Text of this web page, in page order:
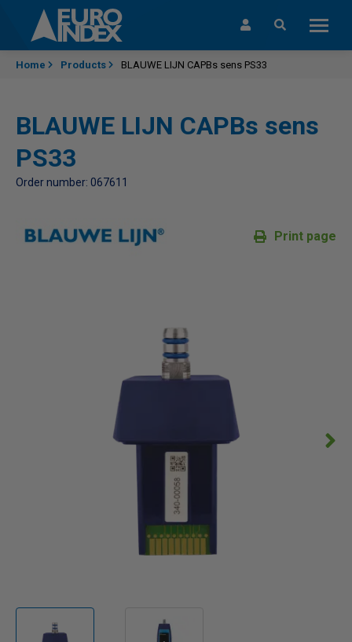
Skip to content
Home Products BLAUWE LIJN CAPBs sens PS33
BLAUWE LIJN CAPBs sens
PS33
Order number: 067611
Print page